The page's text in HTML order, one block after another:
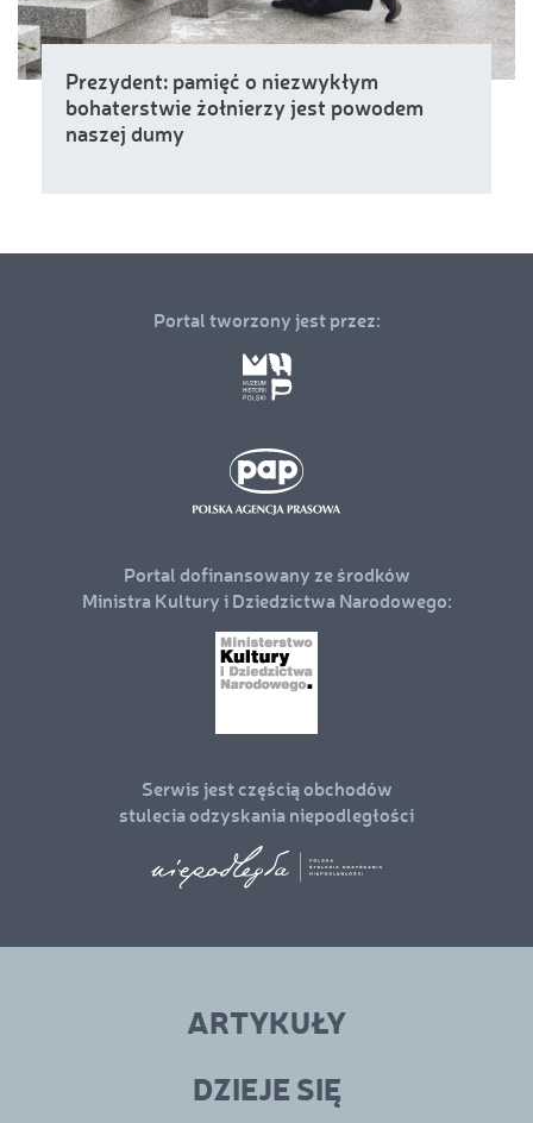
Prezydent: pamięć o niezwykłym
bohaterstwie żołnierzy jest powodem
naszej dumy
Portal tworzony jest przez:
Portal dofinansowany ze środków
Ministra Kultury i Dziedzictwa Narodowego:
Serwis jest częścią obchodów
stulecia odzyskania niepodległości
ARTYKUŁY
DZIEJE SIĘ